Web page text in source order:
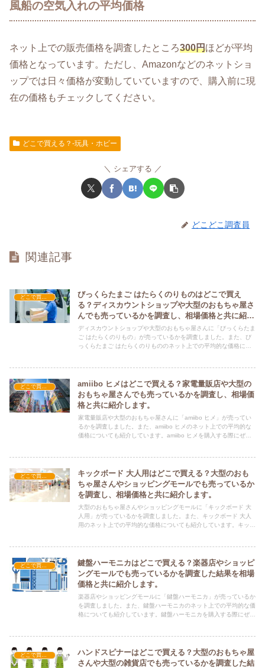
風船の空気入れの平均価格
ネット上での販売価格を調査したところ300円ほどが平均
価格となっています。ただし、Amazonなどのネットショ
ップでは日々価格が変動していていますので、購入前に現
在の価格もチェックしてください。
どこで買える？-玩具・ホビー
シェアする
どこどこ調査員
関連記事
どこで買える？-玩具・ホビー
びっくらたまご はたらくのりものはどこで買え
る？ディスカウントショップや大型のおもちゃ屋さ
んでも売っているかを調査し、相場価格と共に紹介
します。
ディスカウントショップや大型のおもちゃ屋さんに「びっくらたま
ご はたらくのりもの」が売っているかを調査しました。また、び
っくらたまご はたらくのりもののネット上での平均的な価格につ
amiibo ヒメはどこで買える？家電量販店や大型の
おもちゃ屋さんでも売っているかを調査し、相場価
格と共に紹介します。
家電量販店や大型のおもちゃ屋さんに「amiibo ヒメ」が売ってい
るかを調査しました。また、amiibo ヒメのネット上での平均的な
価格についても紹介しています。amiibo ヒメを購入する際にぜひ
キックボード 大人用はどこで買える？大型のおも
ちゃ屋さんやショッピングモールでも売っているか
を調査し、相場価格と共に紹介します。
大型のおもちゃ屋さんやショッピングモールに「キックボード 大
人用」が売っているかを調査しました。また、キックボード 大人
用のネット上での平均的な価格についても紹介しています。キック
鍵盤ハーモニカはどこで買える？楽器店やショッピ
ングモールでも売っているかを調査した結果を相場
価格と共に紹介します。
楽器店やショッピングモールに「鍵盤ハーモニカ」が売っているか
を調査しました。また、鍵盤ハーモニカのネット上での平均的な価
格についても紹介しています。鍵盤ハーモニカを購入する際にぜひ
ハンドスピナーはどこで買える？大型のおもちゃ屋
さんや大型の雑貨店でも売っているかを調査した結